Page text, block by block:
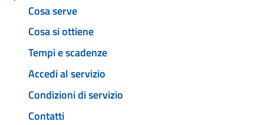
Cosa serve
Cosa si ottiene
Tempi e scadenze
Accedi al servizio
Condizioni di servizio
Contatti